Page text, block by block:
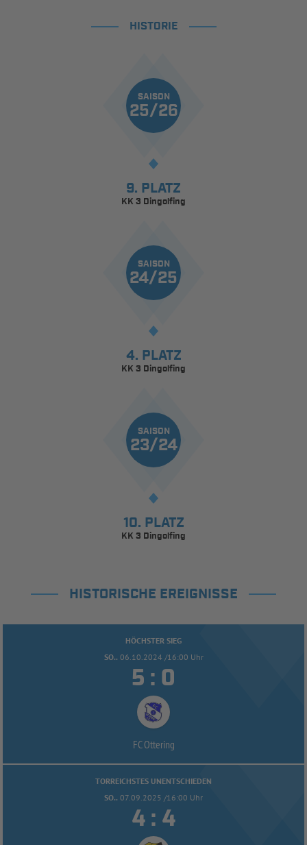
HISTORIE
SAISON
25/26
9. PLATZ
KK 3 Dingolfing
SAISON
24/25
4. PLATZ
KK 3 Dingolfing
SAISON
23/24
10. PLATZ
KK 3 Dingolfing
HISTORISCHE EREIGNISSE
HÖCHSTER SIEG
SO.. 06.10.2024 /16:00 Uhr
 : 
FC Ottering
TORREICHSTES UNENTSCHIEDEN
SO.. 07.09.2025 /16:00 Uhr
 : 